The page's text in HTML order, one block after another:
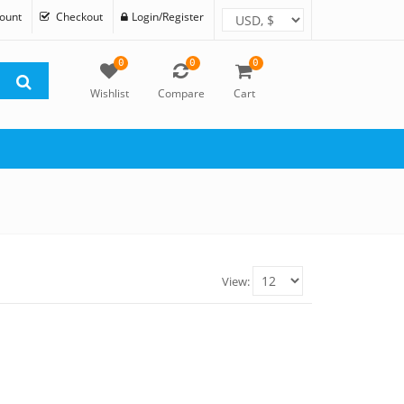
Checkout Login/Register
0
Wishlist
0
Compare
0
Cart
View: